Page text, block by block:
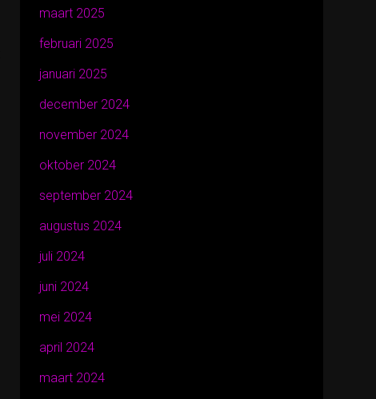
maart 2025
februari 2025
januari 2025
december 2024
november 2024
oktober 2024
september 2024
augustus 2024
juli 2024
juni 2024
mei 2024
april 2024
maart 2024